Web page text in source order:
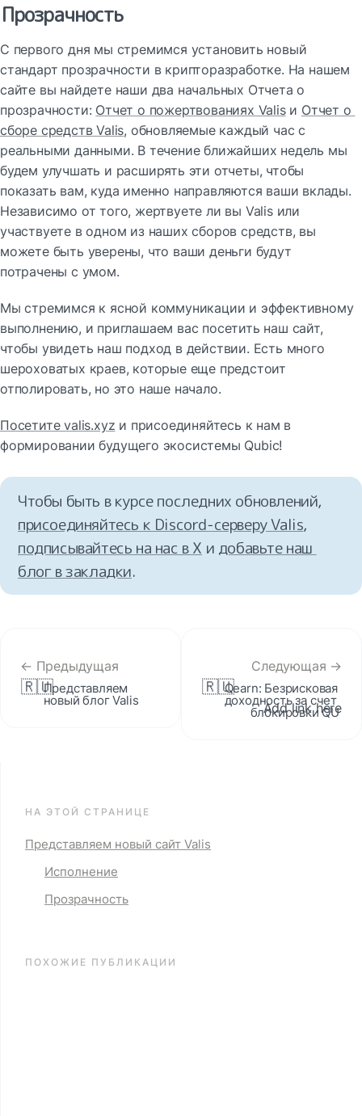
Прозрачность
С первого дня мы стремимся установить новый
стандарт прозрачности в крипторазработке. На нашем
сайте вы найдете наши два начальных Отчета о
прозрачности: Отчет о пожертвованиях Valis и Отчет о
сборе средств Valis, обновляемые каждый час с
реальными данными. В течение ближайших недель мы
будем улучшать и расширять эти отчеты, чтобы
показать вам, куда именно направляются ваши вклады.
Независимо от того, жертвуете ли вы Valis или
участвуете в одном из наших сборов средств, вы
можете быть уверены, что ваши деньги будут
потрачены с умом.
Мы стремимся к ясной коммуникации и эффективному
выполнению, и приглашаем вас посетить наш сайт,
чтобы увидеть наш подход в действии. Есть много
шероховатых краев, которые еще предстоит
отполировать, но это наше начало.
Посетите valis.xyz и присоединяйтесь к нам в
формировании будущего экосистемы Qubic!
присоединяйтесь к Discord‑серверу Valis
подписывайтесь на нас в X и добавьте наш
блог в закладки.
← Предыдущая
🇷🇺Представляем
новый блог Valis
Следующая →
🇷🇺Qearn: Безрисковая
доходность за счет
блокировки QU
Add link here
НА ЭТОЙ СТРАНИЦЕ
Представляем новый сайт Valis
Исполнение
Прозрачность
ПОХОЖИЕ ПУБЛИКАЦИИ